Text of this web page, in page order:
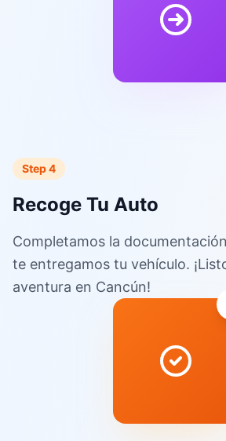
Step 4
Recoge Tu Auto
Completamos la
te entregamos tu vehículo.
aventura en Cancún!